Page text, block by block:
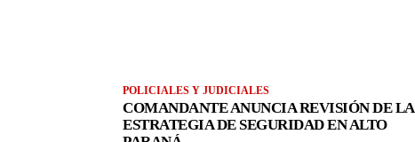
POLICIALES Y JUDICIALES
COMANDANTE ANUNCIA REVISIÓN DE LA
ESTRATEGIA DE SEGURIDAD EN ALTO